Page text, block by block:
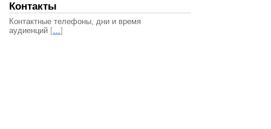
Контакты
Контактные телефоны, дни и время
аудиенций […]